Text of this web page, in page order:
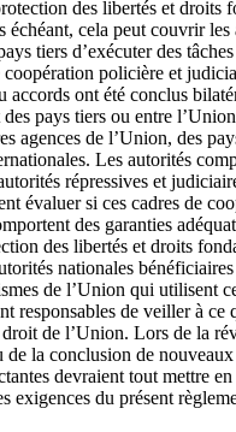
des libertés et droits
échéant, cela peut couvrir les
tiers d’exécuter des
coopération policière et
accords ont été conclus
pays tiers ou entre
agences de l’Union, des
Les autorités
répressives et
évaluer si ces cadres de
des garanties
des libertés et droits
nationales
de l’Union qui utilisent
responsables de veiller à ce
de l’Union. Lors de la
la conclusion de nouveaux
devraient tout mettre
exigences du présent